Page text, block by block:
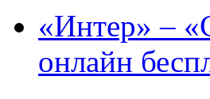
«Интер» –
онлайн